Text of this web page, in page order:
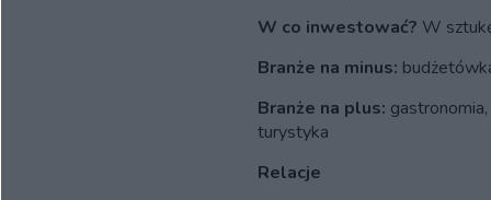
W co inwestować? W
Branże na minus:
Branże na plus:
turystyka
Relacje